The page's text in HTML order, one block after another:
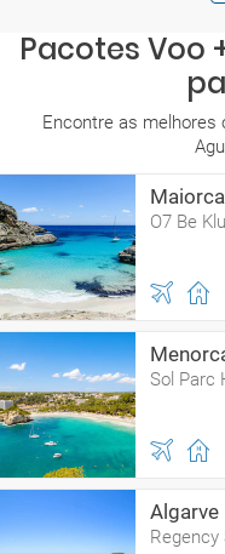
Pacotes Voo
Encontre as melhores
Maiorca
O7 Be
Sol Parc
Algarve
Regency